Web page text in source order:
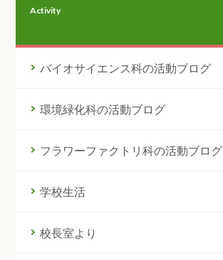
Activity
バイオサイエンス科の活動ブログ
環境緑化科の活動ブログ
フラワーファクトリ科の活動ブログ
学校生活
校長室より